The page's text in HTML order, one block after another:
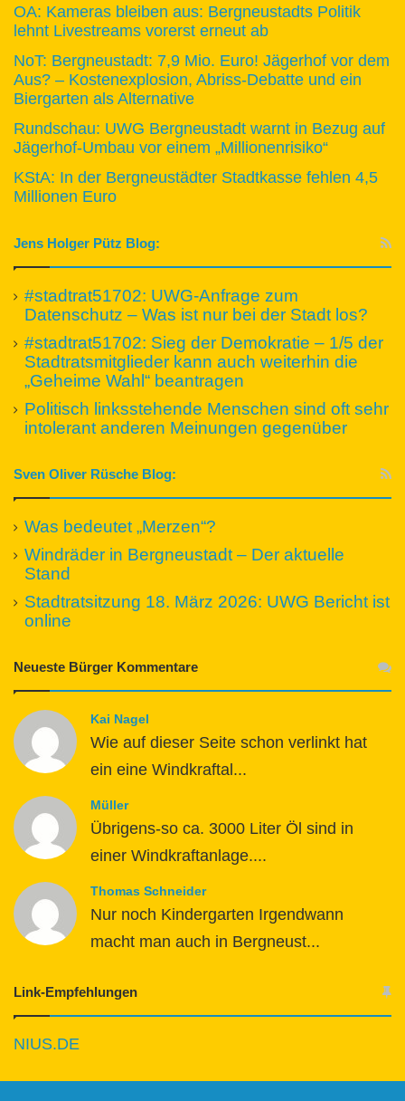
OA: Kameras bleiben aus: Bergneustadts Politik
lehnt Livestreams vorerst erneut ab
NoT: Bergneustadt: 7,9 Mio. Euro! Jägerhof vor dem
Aus? – Kostenexplosion, Abriss-Debatte und ein
Biergarten als Alternative
Rundschau: UWG Bergneustadt warnt in Bezug auf
Jägerhof-Umbau vor einem „Millionenrisiko“
KStA: In der Bergneustädter Stadtkasse fehlen 4,5
Millionen Euro
Jens Holger Pütz Blog:
#stadtrat51702: UWG-Anfrage zum
Datenschutz – Was ist nur bei der Stadt los?
#stadtrat51702: Sieg der Demokratie – 1/5 der
Stadtratsmitglieder kann auch weiterhin die
„Geheime Wahl“ beantragen
Politisch linksstehende Menschen sind oft sehr
intolerant anderen Meinungen gegenüber
Sven Oliver Rüsche Blog:
Was bedeutet „Merzen“?
Windräder in Bergneustadt – Der aktuelle
Stand
Stadtratsitzung 18. März 2026: UWG Bericht ist
online
Neueste Bürger Kommentare
Kai Nagel
Wie auf dieser Seite schon verlinkt hat
ein eine Windkraftal...
Müller
Übrigens-so ca. 3000 Liter Öl sind in
einer Windkraftanlage....
Thomas Schneider
Nur noch Kindergarten Irgendwann
macht man auch in Bergneust...
Link-Empfehlungen
NIUS.DE